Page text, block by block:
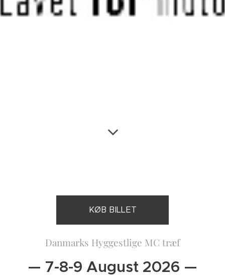
KØB BILLET
Danmarks Hyggestlige MC træf
— 7-8-9 August 2026 —